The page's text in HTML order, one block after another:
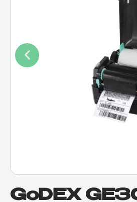
GoDEX